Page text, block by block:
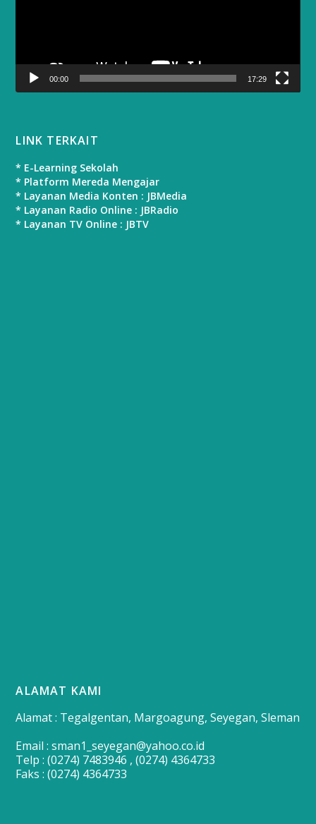
00:00 17:29
LINK TERKAIT
* E-Learning Sekolah
* Platform Mereda Mengajar
* Layanan Media Konten : JBMedia
* Layanan Radio Online : JBRadio
* Layanan TV Online : JBTV
ALAMAT KAMI
Alamat : Tegalgentan, Margoagung, Seyegan, Sleman
Email : sman1_seyegan@yahoo.co.id
Telp : (0274) 7483946 , (0274) 4364733
Faks : (0274) 4364733